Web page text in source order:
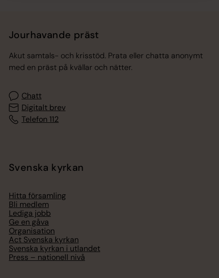
Jourhavande präst
Akut samtals- och krisstöd. Prata eller chatta anonymt
med en präst på kvällar och nätter.
Chatt
Digitalt brev
Telefon 112
Svenska kyrkan
Hitta församling
Bli medlem
Lediga jobb
Ge en gåva
Organisation
Act Svenska kyrkan
Svenska kyrkan i utlandet
Press – nationell nivå